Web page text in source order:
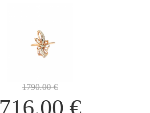
1790.00€
716.00 €